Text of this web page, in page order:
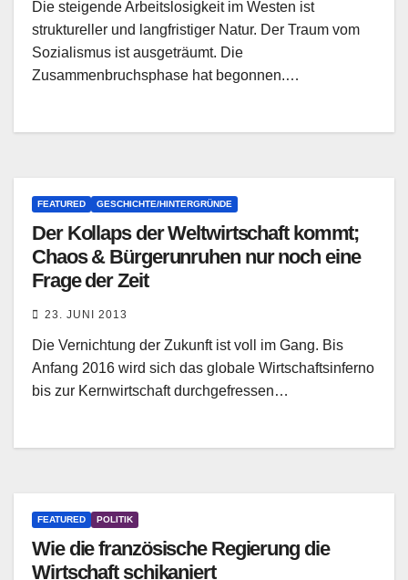
Die steigende Arbeitslosigkeit im Westen ist
struktureller und langfristiger Natur. Der Traum vom
Sozialismus ist ausgeträumt. Die
Zusammenbruchsphase hat begonnen.…
FEATURED GESCHICHTE/HINTERGRÜNDE
Der Kollaps der Weltwirtschaft kommt;
Chaos & Bürgerunruhen nur noch eine
Frage der Zeit
23. JUNI 2013
Die Vernichtung der Zukunft ist voll im Gang. Bis
Anfang 2016 wird sich das globale Wirtschaftsinferno
bis zur Kernwirtschaft durchgefressen…
FEATURED POLITIK
Wie die französische Regierung die
Wirtschaft schikaniert